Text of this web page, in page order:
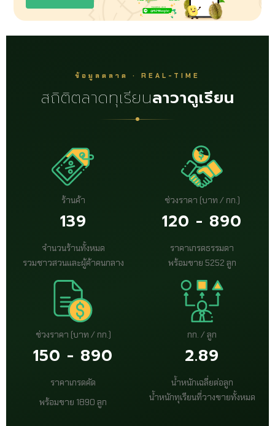
ข้อมูลตลาด · REAL-TIME
สถิติตลาดทุเรียนลาวาดูเรียน
ร้านค้า
139
จำนวนร้านทั้งหมด
รวมชาวสวนและผู้ค้าคนกลาง
ช่วงราคา (บาท / กก.)
120 - 890
ราคาเกรดธรรมดา
พร้อมขาย 5252 ลูก
ช่วงราคา (บาท / กก.)
150 - 890
ราคาเกรดคัด
พร้อมขาย 1890 ลูก
กก. / ลูก
2.89
น้ำหนักเฉลี่ยต่อลูก
น้ำหนักทุเรียนที่วางขายทั้งหมด